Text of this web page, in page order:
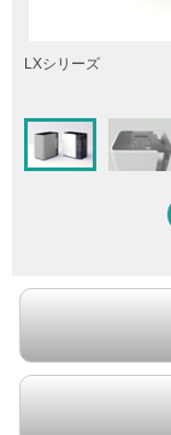
LXシリーズ